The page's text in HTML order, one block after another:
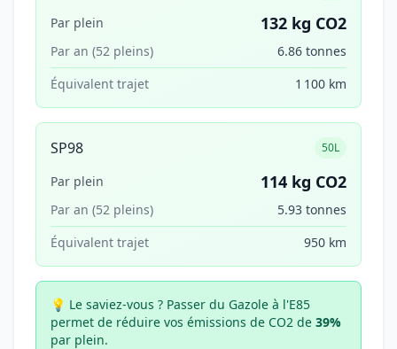
Par plein 132 kg CO2
Par an (52 pleins)
6.86 tonnes
Équivalent trajet
1 100 km
SP98 50L
Par plein 114 kg CO2
Par an (52 pleins)
5.93 tonnes
Équivalent trajet
950 km
💡 Le saviez-vous ? Passer du Gazole à l'E85
permet de réduire vos émissions de CO2 de 39%
par plein.